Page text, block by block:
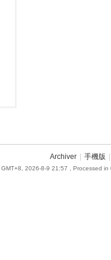
Archiver 手機版
GMT+8, 2026-8-9 21:57 , Processed in